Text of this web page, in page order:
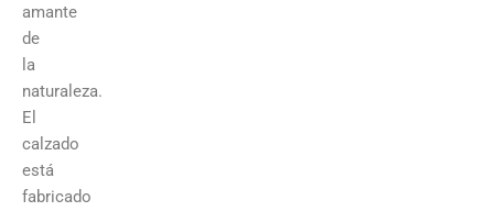
amante
de
la
naturaleza.
El
calzado
está
fabricado